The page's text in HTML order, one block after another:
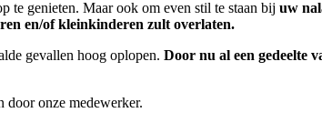
te genieten. Maar ook om even stil te staan bij uw
en/of kleinkinderen zult overlaten.
gevallen hoog oplopen. Door nu al een gedeelte
door onze medewerker.